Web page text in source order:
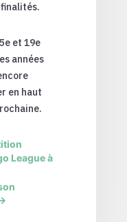
et 19e
années
en haut
League à